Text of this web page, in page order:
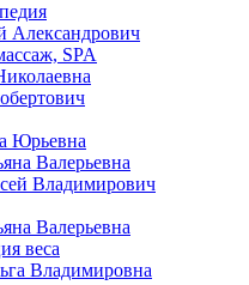
Александрович
SPA
Юрьевна
Валерьевна
Владимирович
Валерьевна
веса
Владимировна